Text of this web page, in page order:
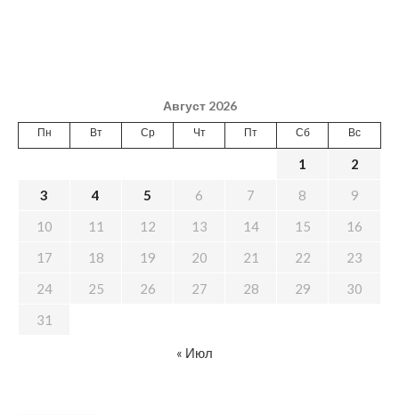
Август 2026
Пн Вт Ср Чт Пт Сб Вс
1
2
3
4 5 6 7 8
9
10
11 12 13 14 15
16
17
18 19 20 21 22
23
24
25 26 27 28 29
30
31
« Июл